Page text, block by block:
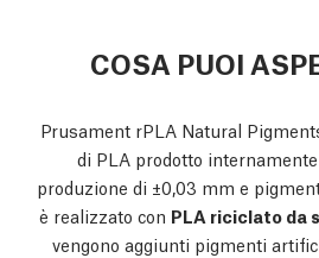
COSA PUOI
Prusament rPLA Natural
di PLA prodotto
produzione di ±0,03 mm e
è realizzato con PLA riciclato da
vengono aggiunti pigmenti